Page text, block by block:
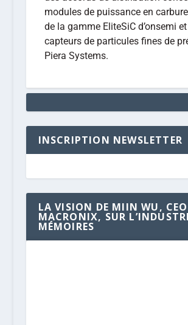
modules de puissance en
de la gamme EliteSiC d’onsemi
capteurs de particules fines de
Piera Systems.
INSCRIPTION NEWSLETTER
LA VISION DE MIIN WU, CEO
MACRONIX, SUR
MÉMOIRES